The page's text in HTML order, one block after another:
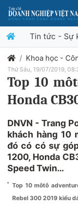
Tin tức - Sự
Khoa học -
Thứ Sáu, 19/07/2019,
Top 10
Honda
DNVN - Trang
khách hàng 10
đó có có sự
1200, Honda
Speed Twin…
Top 10 môtô
Rebel 300 2019 kiểu